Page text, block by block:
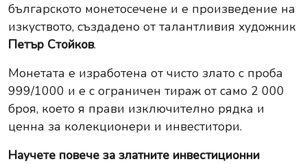
българското монетосечене и е произведение на
изкуството, създадено от талантливия художник
Петър Стойков.
Монетата е изработена от чисто злато с проба
999/1000 и е с ограничен тираж от само 2 000
броя, което я прави изключително рядка и
ценна за колекционери и инвеститори.
Научете повече за златните инвестиционни